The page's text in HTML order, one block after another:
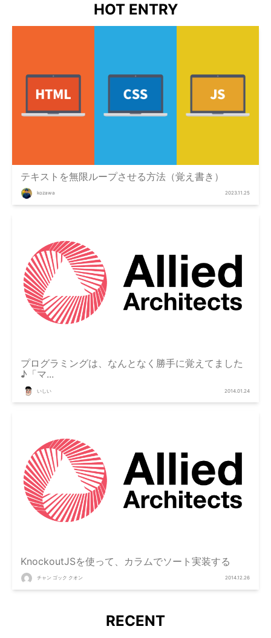
HOT ENTRY
テキストを無限ループさせる方法（覚え書き）
kozawa 2023.11.25
プログラミングは、なんとなく勝手に覚えてました
♪「マ...
いしい 2014.01.24
KnockoutJSを使って、カラムでソート実装する
チャン ゴック クオン 2014.12.26
RECENT